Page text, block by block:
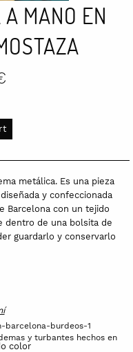
MANO EN
metálica. Es una pieza
y confeccionada
Barcelona con un tejido
dentro de una bolsita de
guardarlo y conservarlo
barcelona-burdeos-1
y turbantes hechos en
color